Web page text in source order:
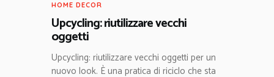
HOME DECOR
Upcycling: riutilizzare vecchi
oggetti
Upcycling: riutilizzare vecchi oggetti per un
nuovo look. È una pratica di riciclo che sta